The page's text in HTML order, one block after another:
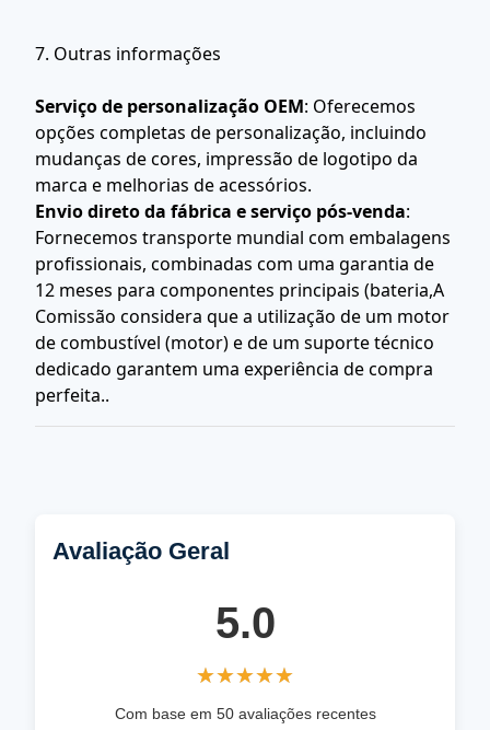
7. Outras informações
Serviço de personalização OEM: Oferecemos
opções completas de personalização, incluindo
mudanças de cores, impressão de logotipo da
marca e melhorias de acessórios.
Envio direto da fábrica e serviço pós-venda:
Fornecemos transporte mundial com embalagens
profissionais, combinadas com uma garantia de
12 meses para componentes principais (bateria,A
Comissão considera que a utilização de um motor
de combustível (motor) e de um suporte técnico
dedicado garantem uma experiência de compra
perfeita..
Avaliação Geral
5.0
★★★★★
★★★★★
Com base em 50 avaliações recentes